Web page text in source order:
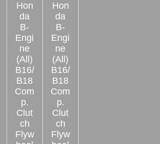
Hon
da
B-
Engi
ne
(All)
B16/
B18
Com
p.
Clut
ch
Flyw
Hon
da
B-
Engi
ne
(All)
B16/
B18
Com
p.
Clut
ch
Flyw